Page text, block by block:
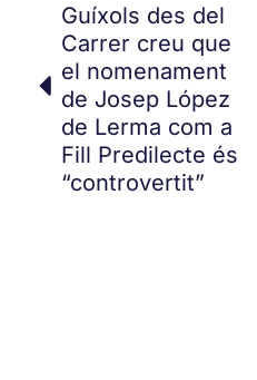
Guíxols des del
Carrer creu que
el nomenament
de Josep López
de Lerma com a
Fill Predilecte és
“controvertit”